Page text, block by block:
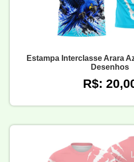
Estampa Interclasse Arara
Desenhos
R$: